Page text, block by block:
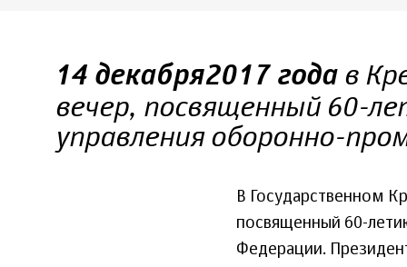
14 декабря 2017 года в
вечер, посвященный 60-
управления оборонно-
В Государственном
посвященный 60-
Федерации.